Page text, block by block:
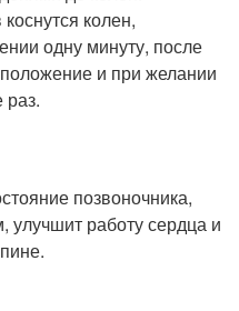
колен,
одну минуту, после
и при желании
позвоночника,
улучшит работу сердца и